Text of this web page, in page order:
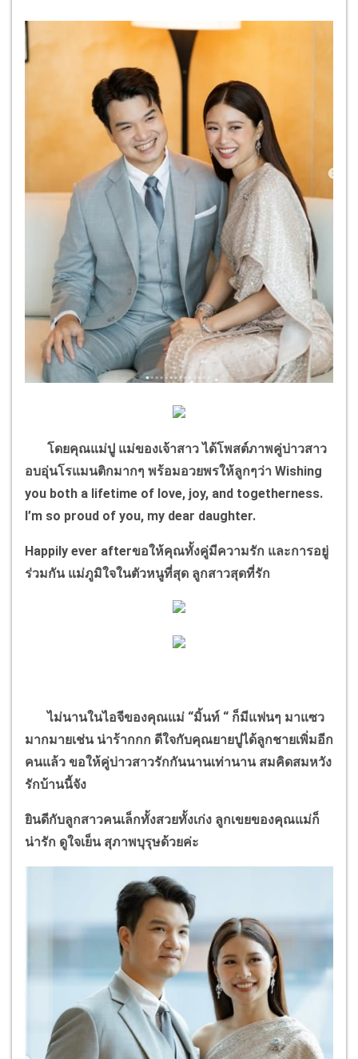
โดยคุณแม่ปู แม่ของเจ้าสาว ได้โพสต์ภาพคู่บ่าวสาว
อบอุ่นโรแมนติกมากๆ พร้อมอวยพรให้ลูกๆว่า Wishing
you both a lifetime of love, joy, and togetherness.
I’m so proud of you, my dear daughter.
Happily ever afterขอให้คุณทั้งคู่มีความรัก และการอยู่
ร่วมกัน แม่ภูมิใจในตัวหนูที่สุด ลูกสาวสุดที่รัก
ไม่นานในไอจีของคุณแม่ “มิ้นท์ “ ก็มีแฟนๆ มาแซว
มากมายเช่น น่าร้ากกก ดีใจกับคุณยายปูได้ลูกชายเพิ่มอีก
คนแล้ว ขอให้คู่บ่าวสาวรักกันนานเท่านาน สมคิดสมหวัง
รักบ้านนี้จัง
ยินดีกับลูกสาวคนเล็กทั้งสวยทั้งเก่ง ลูกเขยของคุณแม่ก็
น่ารัก ดูใจเย็น สุภาพบุรุษด้วยค่ะ